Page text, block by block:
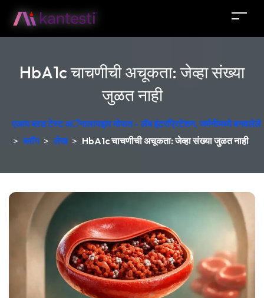
HbA1c चाचणीची अचूकता: जेव्हा संख्या
जुळत नाही
एआय ब्लड टेस्ट अॅनालायझर मोफत - लॅब इंटरप्रिटेशन, जर्मनीमध्ये बनवलेले
> ब्लॉग > लेख > HbA1c चाचणीची अचूकता: जेव्हा संख्या जुळत नाही